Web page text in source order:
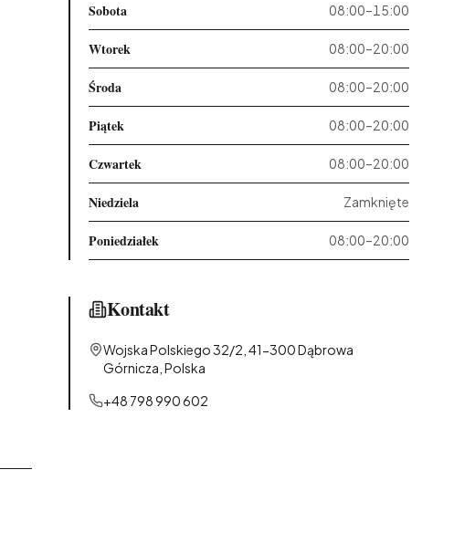
Sobota 08:00–15:00
Wtorek 08:00–20:00
Środa 08:00–20:00
Piątek 08:00–20:00
Czwartek 08:00–20:00
Niedziela Zamknięte
Poniedziałek 08:00–20:00
Kontakt
Wojska Polskiego 32/2, 41-300 Dąbrowa
Górnicza, Polska
+48 798 990 602